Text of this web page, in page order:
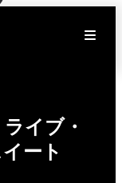
イブ・
ート